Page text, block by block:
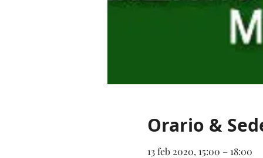
Orario &
13 feb 2020, 15:00 – 18:00